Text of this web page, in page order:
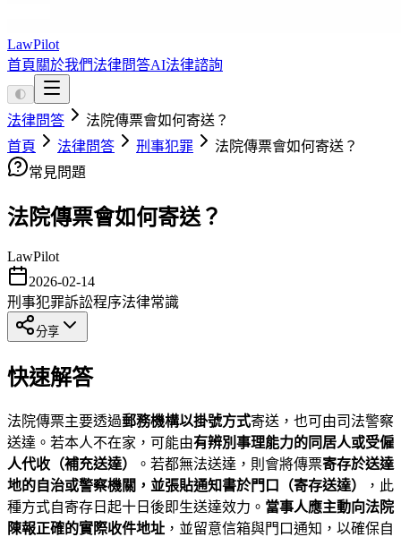
LawPilot
首頁 關於我們法律問答AI法律諮詢
🌓
法律問答
法院傳票會如何寄送？
首頁
法律問答 刑事犯罪
法院傳票會如何寄送？
常見問題
法院傳票會如何寄送？
LawPilot
2026-02-14
刑事犯罪訴訟程序法律常識
分享
快速解答
法院傳票主要透過郵務機構以掛號方式寄送，也可由司法警察
送達。若本人不在家，可能由有辨別事理能力的同居人或受僱
人代收（補充送達）
。若都無法送達，則會將傳票寄存於送達
地的自治或警察機關，並張貼通知書於門口（寄存送達）
，此
種方式自寄存日起十日後即生送達效力。 當事人應主動向法院
陳報正確的實際收件地址 ，並留意信箱與門口通知，以確保自